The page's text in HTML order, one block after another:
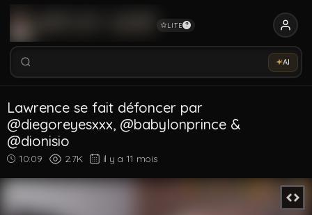
LITE ?
Rechercher vidéos, modèles, tags...
AI
Lawrence se fait défoncer par
@diegoreyesxxx, @babylonprince &
@dionisio
10:09 2.7K il y a 11 mois